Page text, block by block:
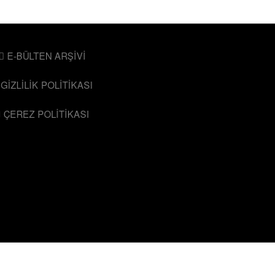
E-BÜLTEN ARŞİVİ
GİZLİLİK POLİTİKASI
ÇEREZ POLİTİKASI